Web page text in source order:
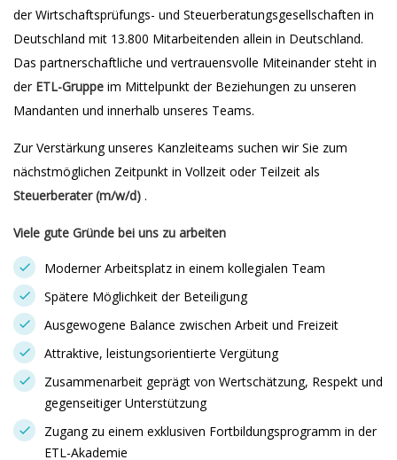
der Wirtschaftsprüfungs- und Steuerberatungsgesellschaften in
Deutschland mit 13.800 Mitarbeitenden allein in Deutschland.
Das partnerschaftliche und vertrauensvolle Miteinander steht in
der ETL-Gruppe im Mittelpunkt der Beziehungen zu unseren
Mandanten und innerhalb unseres Teams.
Zur Verstärkung unseres Kanzleiteams suchen wir Sie zum
nächstmöglichen Zeitpunkt in Vollzeit oder Teilzeit als
Steuerberater (m/w/d) .
Viele gute Gründe bei uns zu arbeiten
Moderner Arbeitsplatz in einem kollegialen Team
Spätere Möglichkeit der Beteiligung
Ausgewogene Balance zwischen Arbeit und Freizeit
Attraktive, leistungsorientierte Vergütung
Zusammenarbeit geprägt von Wertschätzung, Respekt und
gegenseitiger Unterstützung
Zugang zu einem exklusiven Fortbildungsprogramm in der
ETL-Akademie